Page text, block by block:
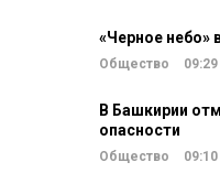
«Черное небо»
Общество 09:29
В Башкирии
опасности
Общество 09:10